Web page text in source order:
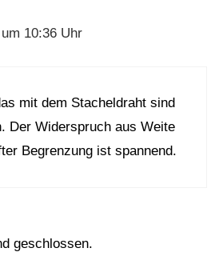
10:36 Uhr
mit dem Stacheldraht sind
Der Widerspruch aus Weite
Begrenzung ist spannend.
geschlossen.